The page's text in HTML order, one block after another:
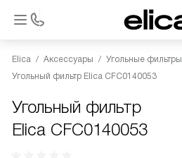
Elica Аксессуары
Угольные фильтры
Угольный фильтр Elica CFC0140053
Угольный фильтр
Elica CFC0140053